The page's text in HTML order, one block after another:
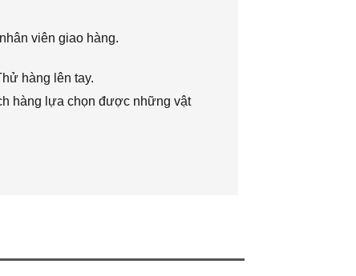
viên giao hàng.
hàng lên tay.
hàng lựa chọn được những vật